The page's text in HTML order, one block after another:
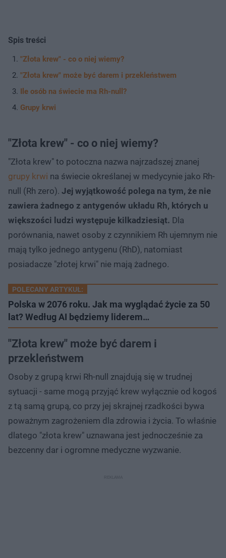
Spis treści
"Złota krew" - co o niej wiemy?
"Złota krew" może być darem i przekleństwem
Ile osób na świecie ma Rh-null?
Grupy krwi
"Złota krew" - co o niej wiemy?
"Złota krew" to potoczna nazwa najrzadszej znanej
grupy krwi na świecie określanej w medycynie jako Rh-
null (Rh zero). Jej wyjątkowość polega na tym, że nie
zawiera żadnego z antygenów układu Rh, których u
większości ludzi występuje kilkadziesiąt. Dla
porównania, nawet osoby z czynnikiem Rh ujemnym nie
mają tylko jednego antygenu (RhD), natomiast
posiadacze "złotej krwi" nie mają żadnego.
POLECANY ARTYKUŁ:
Polska w 2076 roku. Jak ma wyglądać życie za 50
lat? Według AI będziemy liderem…
"Złota krew" może być darem i
przekleństwem
Osoby z grupą krwi Rh-null znajdują się w trudnej
sytuacji - same mogą przyjąć krew wyłącznie od kogoś
z tą samą grupą, co przy jej skrajnej rzadkości bywa
poważnym zagrożeniem dla zdrowia i życia. To właśnie
dlatego "złota krew" uznawana jest jednocześnie za
bezcenny dar i ogromne medyczne wyzwanie.